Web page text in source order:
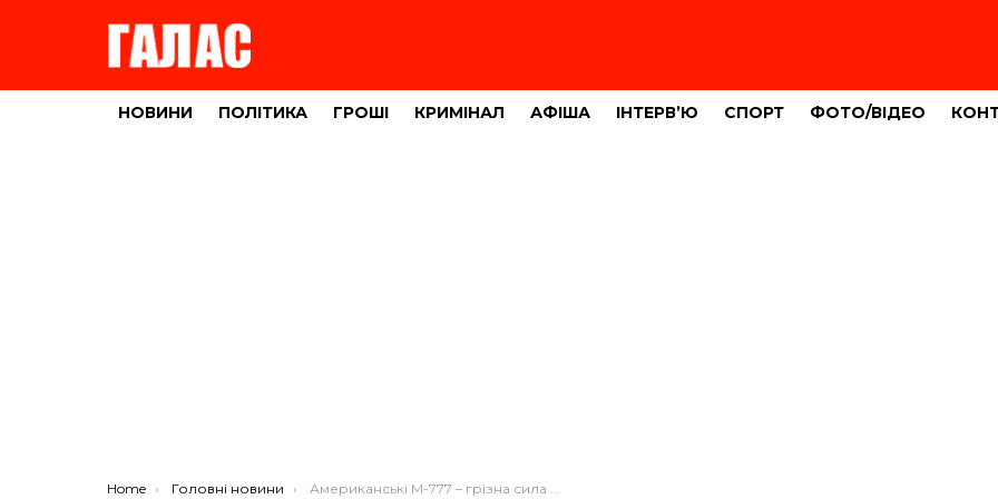
НОВИНИ ПОЛІТИКА ГРОШІ КРИМІНАЛ АФІША ІНТЕРВ’Ю СПОРТ ФОТО/ВІДЕО
You are here:
Home Головні новини Американські М-777 – грізна сила в руках воїнів з Тернопільщини (ФОТО)